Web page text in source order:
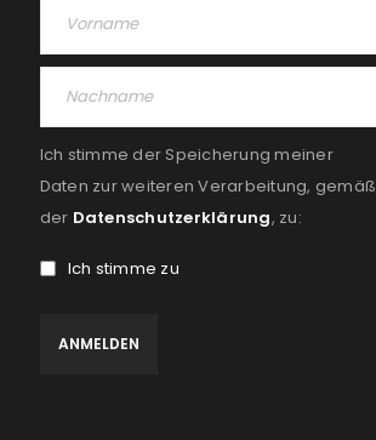
Ich stimme der Speicherung meiner
Daten zur weiteren Verarbeitung, gemäß
der Datenschutzerklärung, zu:
Ich stimme zu